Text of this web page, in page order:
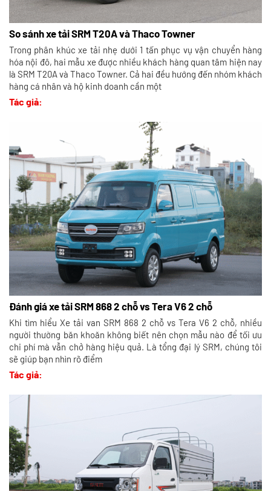
So sánh xe tải SRM T20A và Thaco Towner
Trong phân khúc xe tải nhẹ dưới 1 tấn phục vụ vận chuyển hàng
hóa nội đô, hai mẫu xe được nhiều khách hàng quan tâm hiện nay
là SRM T20A và Thaco Towner. Cả hai đều hướng đến nhóm khách
hàng cá nhân và hộ kinh doanh cần một
Tác giả:
Đánh giá xe tải SRM 868 2 chỗ vs Tera V6 2 chỗ
Khi tìm hiểu Xe tải van SRM 868 2 chỗ vs Tera V6 2 chỗ, nhiều
người thường băn khoăn không biết nên chọn mẫu nào để tối ưu
chi phí mà vẫn chở hàng hiệu quả. Là tổng đại lý SRM, chúng tôi
sẽ giúp bạn nhìn rõ điểm
Tác giả: